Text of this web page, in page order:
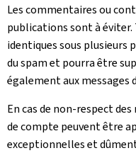
Les commentaires ou
publications sont à
identiques sous plusieurs
du spam et pourra être
également aux messages
En cas de non-respect
de compte peuvent être
exceptionnelles et